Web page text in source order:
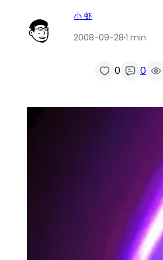
小 虾
2008-09-28·1 min
0 0